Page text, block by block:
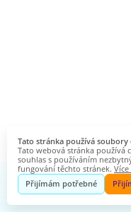
Tato stránka používá soubory
Tato webová stránka používá
souhlas s používáním
fungování těchto stránek.
Přijímám potřebné
Vytvořeno na